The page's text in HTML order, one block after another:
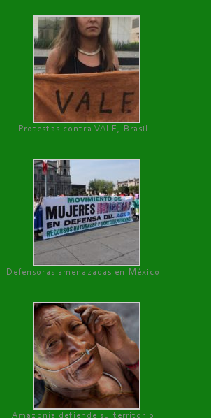
Protestas contra VALE, Brasil
Defensoras amenazadas en México
Amazonía defiende su territorio